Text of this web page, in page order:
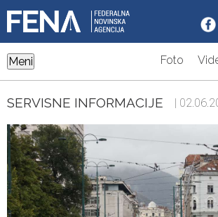
Meni Foto
SERVISNE INFORMACIJE |